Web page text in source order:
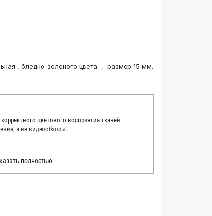
, бледно-зеленого цвета , размер 15 мм.
цветового восприятия тканей
а не видеообзоры.
описать цвет каждой ткани из нашего каталога.
ткань в естественном свете, стараемся
условия и описания. Но несмотря на наши
полностью